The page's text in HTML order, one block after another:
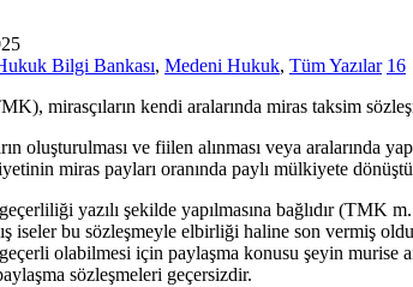
Bilgi Bankası, Medeni Hukuk, Tüm Yazılar 16
mirasçıların kendi aralarında miras taksim
oluşturulması ve fiilen alınması veya aralarında
miras payları oranında paylı mülkiyete
yazılı şekilde yapılmasına bağlıdır
iseler bu sözleşmeyle elbirliği haline son vermiş
olabilmesi için paylaşma konusu şeyin murise
sözleşmeleri geçersizdir.